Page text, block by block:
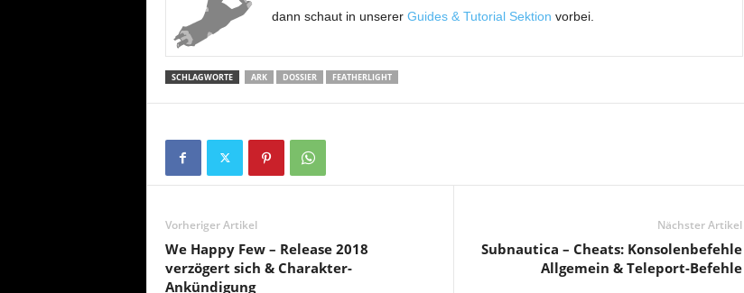
dann schaut in unserer Guides & Tutorial Sektion vorbei.
SCHLAGWORTE ARK DOSSIER FEATHERLIGHT
Vorheriger Artikel
We Happy Few – Release 2018
verzögert sich & Charakter-
Ankündigung
Nächster Artikel
Subnautica – Cheats: Konsolenbefehle
Allgemein & Teleport-Befehle